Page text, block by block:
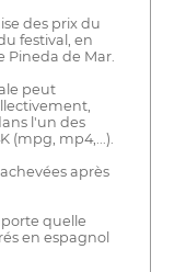
des prix du
festival, en
Pineda de Mar.
peut
l'un des
(mpg, mp4,...).
après
quelle
en espagnol